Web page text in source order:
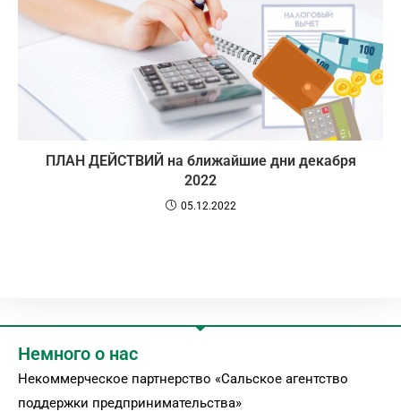
ПЛАН ДЕЙСТВИЙ на ближайшие дни декабря
2022
05.12.2022
Немного о нас
Некоммерческое партнерство «Сальское агентство
поддержки предпринимательства»